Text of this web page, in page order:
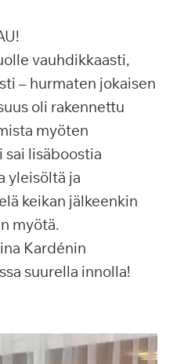
vauhdikkaasti,
– hurmaten jokaisen
oli rakennettu
myöten
lisäboostia
yleisöltä ja
keikan jälkeenkin
myötä.
Kardénin
suurella innolla!